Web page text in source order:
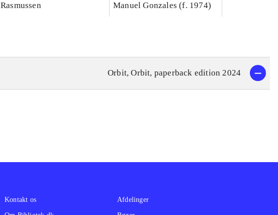
Rasmussen
Manuel Gonzales (f. 1974)
Orbit, Orbit, paperback edition 2024
Kontakt os Afdelinger